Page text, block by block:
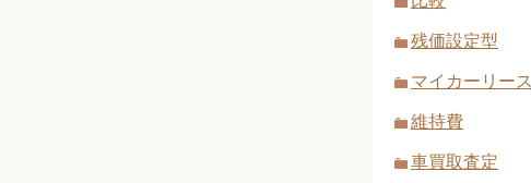
残価設定型
マイカーリース
維持費
車買取査定